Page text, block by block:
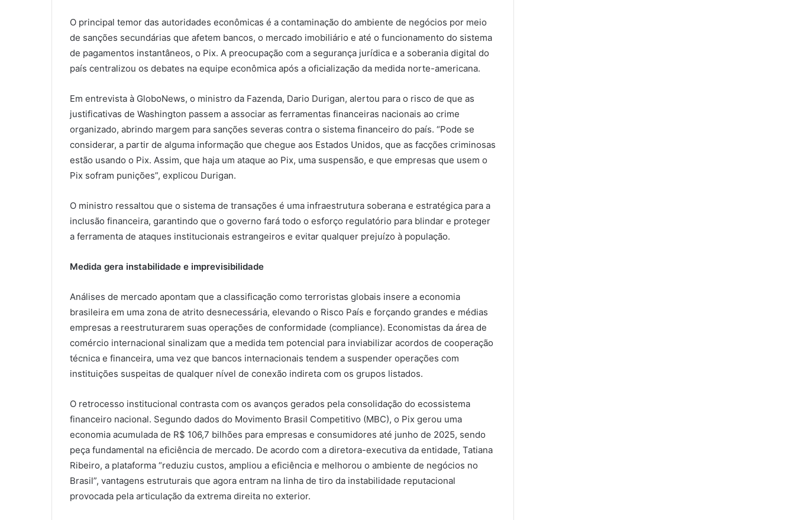
O principal temor das autoridades econômicas é a contaminação do ambiente de negócios por meio
de sanções secundárias que afetem bancos, o mercado imobiliário e até o funcionamento do sistema
de pagamentos instantâneos, o Pix. A preocupação com a segurança jurídica e a soberania digital do
país centralizou os debates na equipe econômica após a oficialização da medida norte-americana.
Em entrevista à GloboNews, o ministro da Fazenda, Dario Durigan, alertou para o risco de que as
justificativas de Washington passem a associar as ferramentas financeiras nacionais ao crime
organizado, abrindo margem para sanções severas contra o sistema financeiro do país. “Pode se
considerar, a partir de alguma informação que chegue aos Estados Unidos, que as facções criminosas
estão usando o Pix. Assim, que haja um ataque ao Pix, uma suspensão, e que empresas que usem o
Pix sofram punições”, explicou Durigan.
O ministro ressaltou que o sistema de transações é uma infraestrutura soberana e estratégica para a
inclusão financeira, garantindo que o governo fará todo o esforço regulatório para blindar e proteger
a ferramenta de ataques institucionais estrangeiros e evitar qualquer prejuízo à população.
Medida gera instabilidade e imprevisibilidade
Análises de mercado apontam que a classificação como terroristas globais insere a economia
brasileira em uma zona de atrito desnecessária, elevando o Risco País e forçando grandes e médias
empresas a reestruturarem suas operações de conformidade (compliance). Economistas da área de
comércio internacional sinalizam que a medida tem potencial para inviabilizar acordos de cooperação
técnica e financeira, uma vez que bancos internacionais tendem a suspender operações com
instituições suspeitas de qualquer nível de conexão indireta com os grupos listados.
O retrocesso institucional contrasta com os avanços gerados pela consolidação do ecossistema
financeiro nacional. Segundo dados do Movimento Brasil Competitivo (MBC), o Pix gerou uma
economia acumulada de R$ 106,7 bilhões para empresas e consumidores até junho de 2025, sendo
peça fundamental na eficiência de mercado. De acordo com a diretora-executiva da entidade, Tatiana
Ribeiro, a plataforma “reduziu custos, ampliou a eficiência e melhorou o ambiente de negócios no
Brasil”, vantagens estruturais que agora entram na linha de tiro da instabilidade reputacional
provocada pela articulação da extrema direita no exterior.